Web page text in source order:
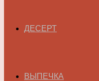
ДЕСЕРТ
ВЫПЕЧКА